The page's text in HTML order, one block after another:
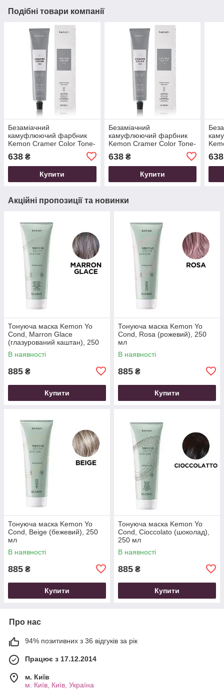
Подібні товари компанії
Безаміачний
камуфлюючий фарбник
Kemon Cramer Color Tone-
русий фіолетовий, 100 мл
638 ₴
Купити
Безаміачний
камуфлюючий фарбник
Kemon Cramer Color Tone-
on-Tone, 8/2 Світло-русий
перловий, 100 мл
638₴
Купити
638
Акційні пропозиції та новинки
Тонуюча маска Kemon Yo
Cond, Marron Glace
(глазурований каштан), 250
мл
В наявності
885 ₴
Купити
Тонуюча маска Kemon Yo
Cond, Rosa (рожевий), 250
мл
В наявності
885 ₴
Купити
Тонуюча маска Kemon Yo
Cond, Beige (бежевий), 250
мл
В наявності
885 ₴
Купити
Тонуюча маска Kemon Yo
Cond, Cioccolato (шоколад),
250 мл
В наявності
885 ₴
Купити
Про нас
94% позитивних з 36 відгуків за рік
Працює з 17.12.2014
м. Київ
м. Київ, Київ, Україна